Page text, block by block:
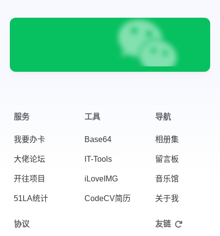
服务
我要办卡
大佬论坛
开往项目
51LA统计
工具
Base64
IT-Tools
iLoveIMG
CodeCV简历
导航
相册集
留言板
音乐馆
关于我
协议 友链